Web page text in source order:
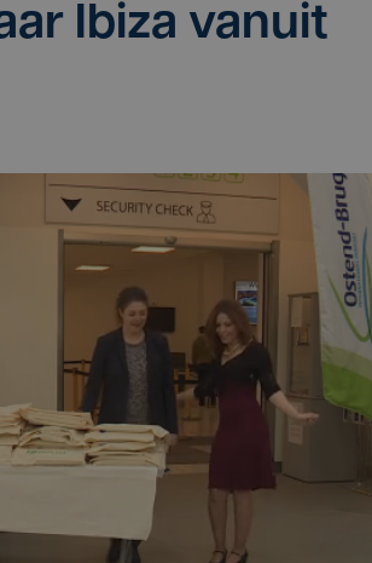
Ibi­za van­uit